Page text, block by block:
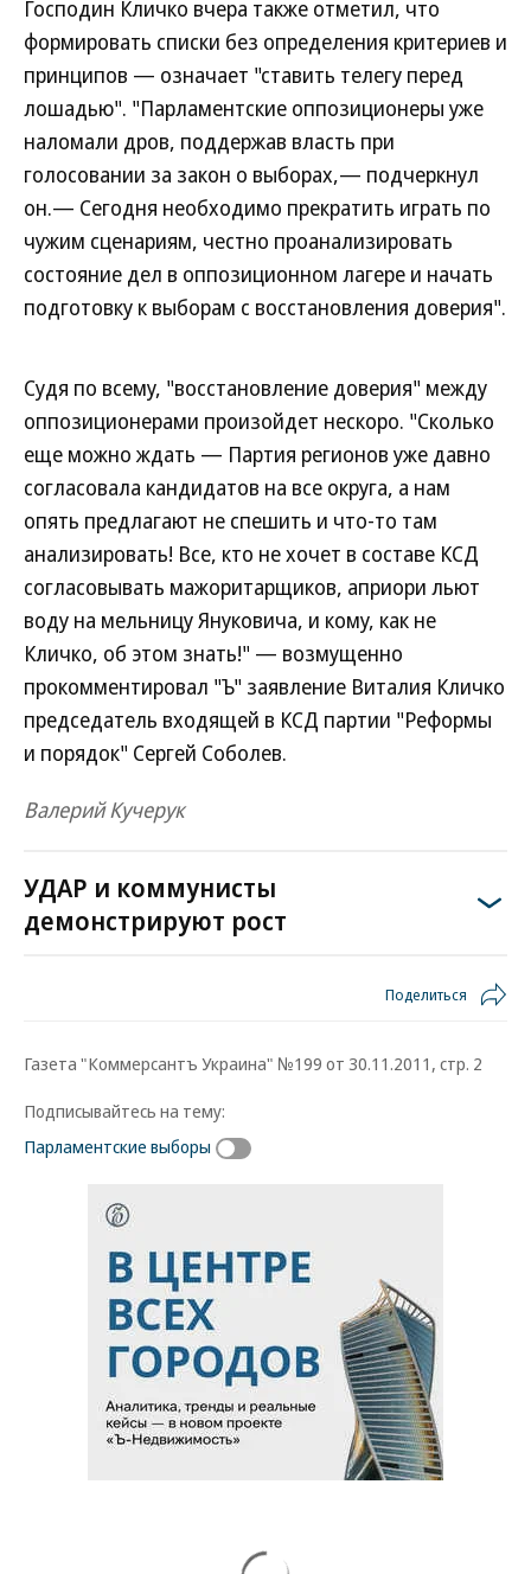
Господин Кличко вчера также отметил, что
формировать списки без определения критериев и
принципов — означает "ставить телегу перед
лошадью". "Парламентские оппозиционеры уже
наломали дров, поддержав власть при
голосовании за закон о выборах,— подчеркнул
он.— Сегодня необходимо прекратить играть по
чужим сценариям, честно проанализировать
состояние дел в оппозиционном лагере и начать
подготовку к выборам с восстановления доверия".
Судя по всему, "восстановление доверия" между
оппозиционерами произойдет нескоро. "Сколько
еще можно ждать — Партия регионов уже давно
согласовала кандидатов на все округа, а нам
опять предлагают не спешить и что-то там
анализировать! Все, кто не хочет в составе КСД
согласовывать мажоритарщиков, априори льют
воду на мельницу Януковича, и кому, как не
Кличко, об этом знать!" — возмущенно
прокомментировал "Ъ" заявление Виталия Кличко
председатель входящей в КСД партии "Реформы
и порядок" Сергей Соболев.
Валерий Кучерук
УДАР и коммунисты
демонстрируют рост
Поделиться
Газета "Коммерсантъ Украина" №199 от 30.11.2011, стр. 2
Подписывайтесь на тему:
Парламентские выборы